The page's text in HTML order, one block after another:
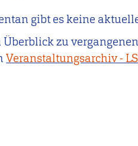
gibt es keine
Überblick zu
Veranstaltungsarchiv -